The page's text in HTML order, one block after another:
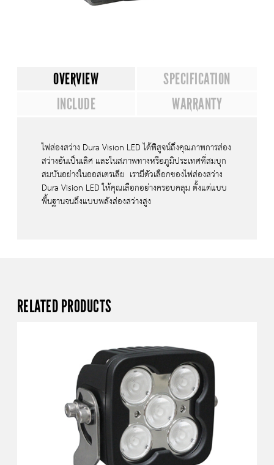
OVERVIEW
SPECIFICATION
INCLUDE
WARRANTY
ไฟส่องสว่าง Dura Vision LED ได้พิสูจน์ถึงคุณภาพการส่อง
สว่างอันเป็นเลิศ และในสภาพทางหรือภูมิประเทศที่สมบุก
สมบันอย่างในออสเตรเลีย เรามีตัวเลือกของไฟส่องสว่าง
Dura Vision LED ให้คุณเลือกอย่างครอบคลุม ตั้งแต่แบบ
พื้นฐานจนถึงแบบพลังส่องสว่างสูง
RELATED PRODUCTS